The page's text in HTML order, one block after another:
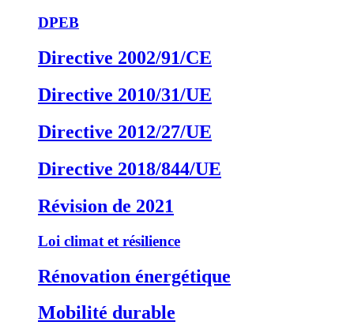
DPEB
Directive 2002/91/CE
Directive 2010/31/UE
Directive 2012/27/UE
Directive 2018/844/UE
Révision de 2021
Loi climat et résilience
Rénovation énergétique
Mobilité durable